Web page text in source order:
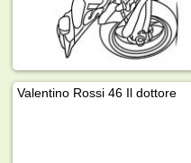
Valentino Rossi 46 Il dottore